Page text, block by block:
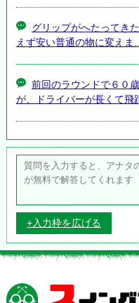
グリップがへたってき
えず安い普通の物に変えま…
前回のラウンドで６０
が、ドライバーが長くて飛
+入力枠を広げる